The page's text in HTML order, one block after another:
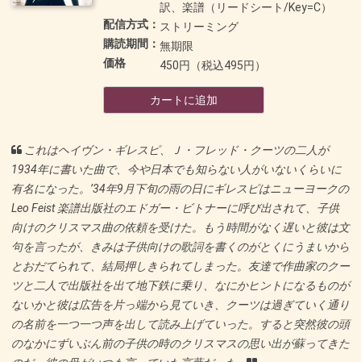
訳、楽譜（リードシート/Key=C）
配信方式： ストリーミング
購読期間： 無期限
価格
450円（税込495円）
カートに追加
これはヘイヴン・ギレスピ、Ｊ・フレッド・クーツの二人が
1934年に書いた曲で、今や日本でも知らない人がいないくらいに
有名になった。’34年9月下旬の雨の日にギレスピはニューヨークの
Leo Feist 楽譜出版社のエドガー・ビトナーに呼び出されて、子供
向けのクリスマス曲の依頼を受けた。もう時間がなく遅いと彼は文
句を言ったが、きみは子供向けの歌詞を書くのがとくにうまいから
とおだてられて、結局押しきられてしまった。友達で作曲家のクー
ツと二人で出版社を出て地下鉄に乗り、なにかヒントになるものが
ないかと彼は広告を片っ端から見ていき、クーツは過ぎていく通り
の名前を一つ一つ声を出して読み上げていった。すると突然彼の頭
のなかにずいぶん前の子供の時のクリスマスの思い出が蘇ってきた